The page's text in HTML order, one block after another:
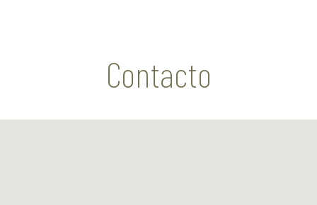
Contacto